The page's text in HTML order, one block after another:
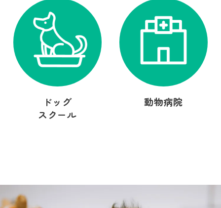
ドッグ
スクール
動物病院